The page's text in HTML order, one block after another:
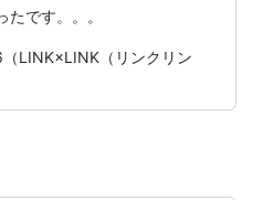
です。。。
LINK×LINK（リンクリン